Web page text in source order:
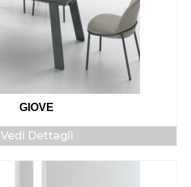
GIOVE
Vedi Dettagli